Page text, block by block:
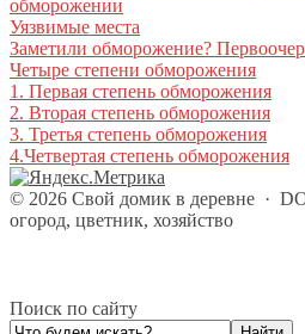
обморожении
Уязвимые места
Заметили обморожение?
Четыре степени обморожения
1. Первая степень обморожения
2. Вторая степень обморожения
3. Третья степень обморожения
4.Четвертая степень обморожения
© 2026 Свой домик в деревне ·
огород, цветник, хозяйство
Поиск по сайту